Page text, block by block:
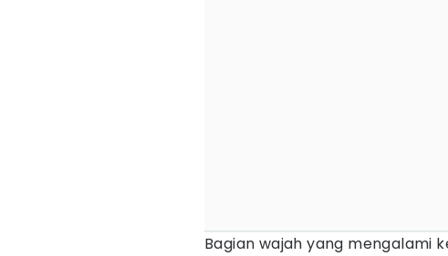
Bagian wajah yang mengalami